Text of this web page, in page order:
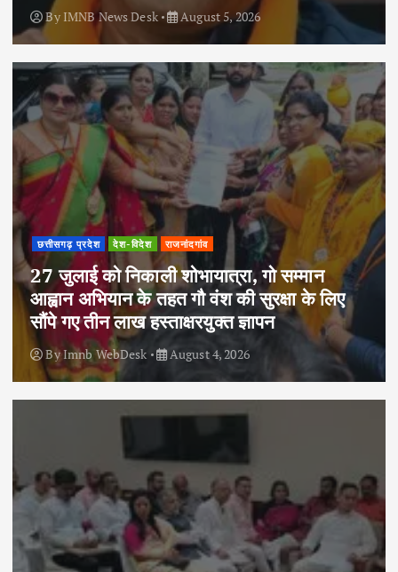
By IMNB News Desk August 5, 2026
छत्तीसगढ़ प्रदेश देश-विदेश राजनांदगांव
27 जुलाई को निकाली शोभायात्रा, गो सम्मान
आह्वान अभियान के तहत गौ वंश की सुरक्षा के लिए
सौंपे गए तीन लाख हस्ताक्षरयुक्त ज्ञापन
ByImnb WebDesk August 4, 2026